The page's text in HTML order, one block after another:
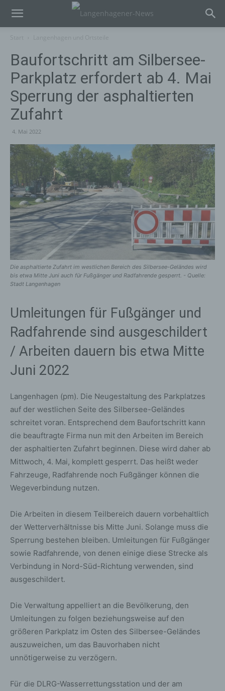
Baufortschritt am Silbersee-
Parkplatz erfordert ab 4. Mai
Sperrung der asphaltierten
Zufahrt
4. Mai 2022
Die asphaltierte Zufahrt im westlichen Bereich des Silbersee-Geländes wird
bis etwa Mitte Juni auch für Fußgänger und Radfahrende gesperrt. - Quelle:
Stadt Langenhagen
Umleitungen für Fußgänger und
Radfahrende sind ausgeschildert
/ Arbeiten dauern bis etwa Mitte
Juni 2022
Langenhagen (pm). Die Neugestaltung des Parkplatzes
auf der westlichen Seite des Silbersee-Geländes
schreitet voran. Entsprechend dem Baufortschritt kann
die beauftragte Firma nun mit den Arbeiten im Bereich
der asphaltierten Zufahrt beginnen. Diese wird daher ab
Mittwoch, 4. Mai, komplett gesperrt. Das heißt weder
Fahrzeuge, Radfahrende noch Fußgänger können die
Wegeverbindung nutzen.
Die Arbeiten in diesem Teilbereich dauern vorbehaltlich
der Wetterverhältnisse bis Mitte Juni. Solange muss die
Sperrung bestehen bleiben. Umleitungen für Fußgänger
sowie Radfahrende, von denen einige diese Strecke als
Verbindung in Nord-Süd-Richtung verwenden, sind
ausgeschildert.
Die Verwaltung appelliert an die Bevölkerung, den
Umleitungen zu folgen beziehungsweise auf den
größeren Parkplatz im Osten des Silbersee-Geländes
auszuweichen, um das Bauvorhaben nicht
unnötigerweise zu verzögern.
Für die DLRG-Wasserrettungsstation und der am